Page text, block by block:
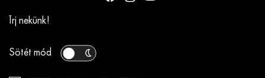
Írj nekünk!
Sötét mód